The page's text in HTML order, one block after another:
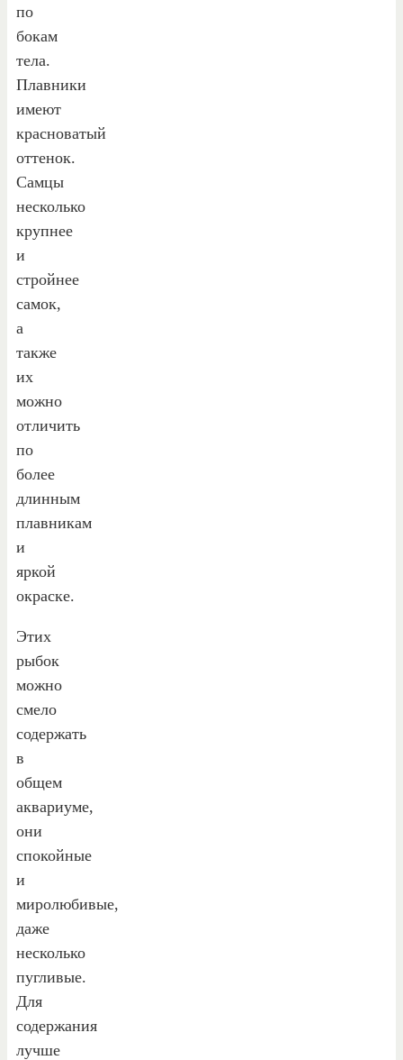
по
бокам
тела.
Плавники
имеют
красноватый
оттенок.
Самцы
несколько
крупнее
и
стройнее
самок,
а
также
их
можно
отличить
по
более
длинным
плавникам
и
яркой
окраске.
Этих
рыбок
можно
смело
содержать
в
общем
аквариуме,
они
спокойные
и
миролюбивые,
даже
несколько
пугливые.
Для
содержания
лучше